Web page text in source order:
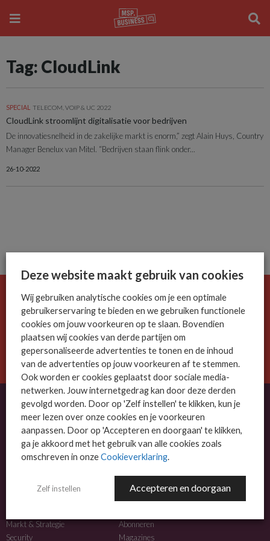
Tag: CloudLink
SPECIAL TELECOM, VOIP & UC 2022
CloudLink stroomlijnt digitalisatie voor bedrijven
De innovatiesnelheid in de zakelijke markt is enorm,” zegt Alain Huys, Country
Manager Benelux van Mitel. “Bedrijven staan flink onder...
26-10-2022
De ICT-wereld is snel. Mis niets.
Meld je nu aan voor de MSP Business nieuwsbrief.
AANMELDEN
OVER MSP BUSINESS
MSP Business is het kennisplatform voor IT-dienstverleners met MKB-focus.
NIEUWS
Markt & Strategie
Security
MEER INFO
Abonneren
Magazines
Deze website maakt gebruik van cookies
Wij gebruiken analytische cookies om je een optimale
gebruikerservaring te bieden en we gebruiken functionele
cookies om jouw voorkeuren op te slaan. Bovendien
plaatsen wij cookies van derde partijen om
gepersonaliseerde advertenties te tonen en de inhoud
van de advertenties op jouw voorkeuren af te stemmen.
Ook worden er cookies geplaatst door sociale media-
netwerken. Jouw internetgedrag kan door deze derden
gevolgd worden. Door op 'Zelf instellen' te klikken, kun je
meer lezen over onze cookies en je voorkeuren
aanpassen. Door op 'Accepteren en doorgaan' te klikken,
ga je akkoord met het gebruik van alle cookies zoals
omschreven in onzeCookieverklaring.
Zelf instellen Accepteren en doorgaan